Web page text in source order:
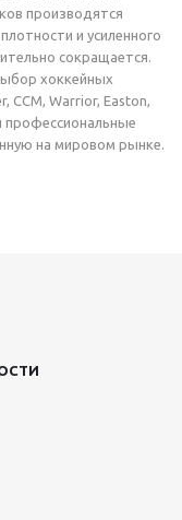
производятся
и усиленного
сокращается.
хоккейных
CCM, Warrior, Easton,
профессиональные
на мировом рынке.